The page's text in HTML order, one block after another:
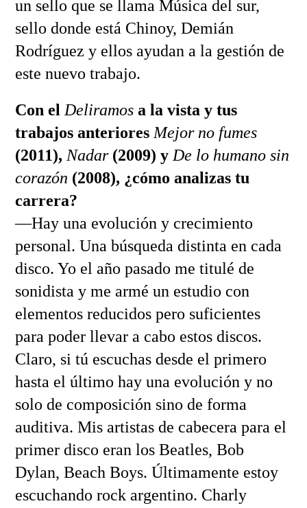
un sello que se llama Música del sur,
sello donde está Chinoy, Demián
Rodríguez y ellos ayudan a la gestión de
este nuevo trabajo.
Con el Deliramosa la vista y tus
trabajos anteriores Mejor no fumes
(2011), Nadar(2009) y De lo humano sin
corazón (2008), ¿cómo analizas tu
carrera?
—Hay una evolución y crecimiento
personal. Una búsqueda distinta en cada
disco. Yo el año pasado me titulé de
sonidista y me armé un estudio con
elementos reducidos pero suficientes
para poder llevar a cabo estos discos.
Claro, si tú escuchas desde el primero
hasta el último hay una evolución y no
solo de composición sino de forma
auditiva. Mis artistas de cabecera para el
primer disco eran los Beatles, Bob
Dylan, Beach Boys. Últimamente estoy
escuchando rock argentino. Charly